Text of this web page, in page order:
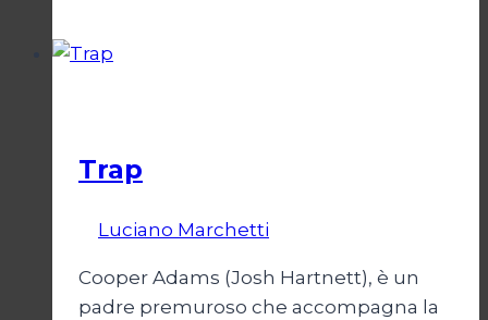
Trap
Luciano Marchetti
Cooper Adams (Josh Hartnett), è un
padre premuroso che accompagna la